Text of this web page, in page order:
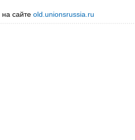
на сайте old.unionsrussia.ru